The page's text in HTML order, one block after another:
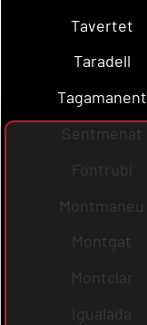
Tavertet
Taradell
Tagamanent
Sentmenat
Fontrubí
Montmaneu
Montgat
Montclar
Igualada